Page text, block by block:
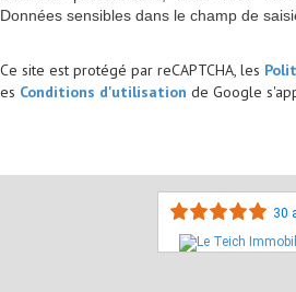
Données sensibles dans le champ de
Ce site est protégé par reCAPTCHA, les
es Conditions d'utilisation de Google
30